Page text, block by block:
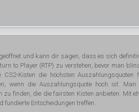
und kann dir sagen, dass es sich
to Player (RTP) zu verstehen, bevor man
CS2-Kisten die höchsten
wenn die Auszahlungsquote hoch ist.
zu finden, die die fairsten Kisten anbieten. Mit
fundierte Entscheidungen treffen.